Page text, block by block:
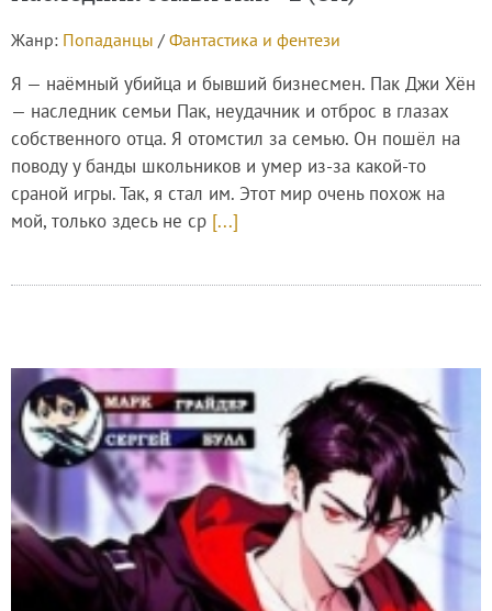
Жанр: Попаданцы / Фантастика и фентези
Я — наёмный убийца и бывший бизнесмен. Пак Джи Хён
— наследник семьи Пак, неудачник и отброс в глазах
собственного отца. Я отомстил за семью. Он пошёл на
поводу у банды школьников и умер из-за какой-то
сраной игры. Так, я стал им. Этот мир очень похож на
мой, только здесь не ср [...]